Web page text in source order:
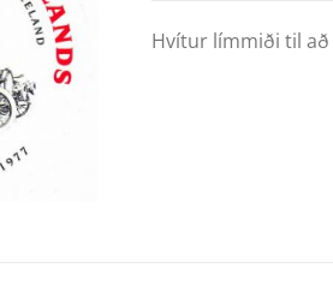
Hvítur límmiði til